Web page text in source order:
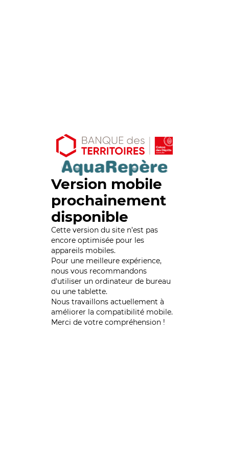
Version mobile
prochainement
disponible
Cette version du site n’est pas
encore optimisée pour les
appareils mobiles.
Pour une meilleure expérience,
nous vous recommandons
d'utiliser un ordinateur de bureau
ou une tablette.
Nous travaillons actuellement à
améliorer la compatibilité mobile.
Merci de votre compréhension !